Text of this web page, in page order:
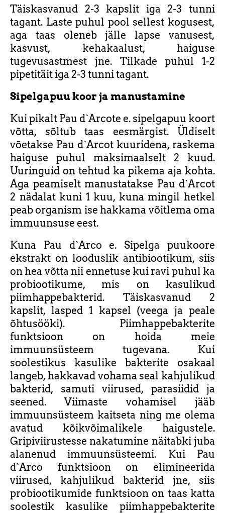
Täiskasvanud 2-3 kapslit iga 2-3 tunni
tagant. Laste puhul pool sellest kogusest,
aga taas oleneb jälle lapse vanusest,
kasvust, kehakaalust, haiguse
tugevusastmest jne. Tilkade puhul 1-2
pipetitäit iga 2-3 tunni tagant.
Sipelgapuu koor ja manustamine
Kui pikalt Pau d`Arcote e. sipelgapuu koort
võtta, sõltub taas eesmärgist. Üldiselt
võetakse Pau d`Arcot kuuridena, raskema
haiguse puhul maksimaalselt 2 kuud.
Uuringuid on tehtud ka pikema aja kohta.
Aga peamiselt manustatakse Pau d`Arcot
2 nädalat kuni 1 kuu, kuna mingil hetkel
peab organism ise hakkama võitlema oma
immuunsuse eest.
Kuna Pau d`Arco e. Sipelga puukoore
ekstrakt on looduslik antibiootikum, siis
on hea võtta nii ennetuse kui ravi puhul ka
probiootikume, mis on kasulikud
piimhappebakterid. Täiskasvanud 2
kapslit, lasped 1 kapsel (veega ja peale
õhtusööki). Piimhappebakterite
funktsioon on hoida meie
immuunsüsteem tugevana. Kui
soolestikus kasulike bakterite osakaal
langeb, hakkavad vohama seal kahjulikud
bakterid, samuti viirused, parasiidid ja
seened. Viimaste vohamisel jääb
immuunsüsteem kaitseta ning me olema
avatud kõikvõimalikele haigustele.
Gripiviirustesse nakatumine näitabki juba
alanenud immuunsüsteemi. Kui Pau
d`Arco funktsioon on elimineerida
viirused, kahjulikud bakterid jne, siis
probiootikumide funktsioon on taas katta
soolestik kasulike piimhappebakterite